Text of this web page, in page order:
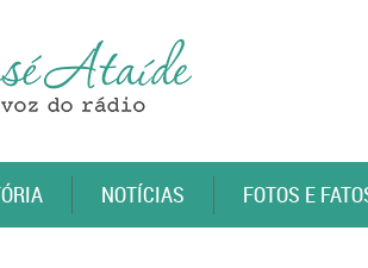
NOTÍCIAS FOTOS E